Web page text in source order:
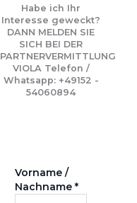
Habe ich Ihr
Interesse geweckt?
DANN MELDEN SIE
SICH BEI DER
PARTNERVERMITTLUNG
VIOLA Telefon /
Whatsapp: +49152 -
54060894
Vorname /
Nachname *